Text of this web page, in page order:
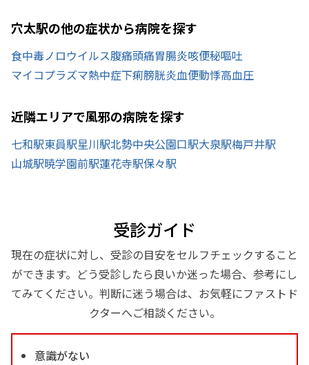
穴太駅の他の症状から病院を探す
食中毒ノロウイルス腹痛頭痛胃腸炎咳便秘嘔吐
マイコプラズマ熱中症下痢膀胱炎血便動悸高血圧
近隣エリアで風邪の病院を探す
七和駅東員駅星川駅北勢中央公園口駅大泉駅梅戸井駅
山城駅暁学園前駅蓮花寺駅保々駅
受診ガイド
現在の症状に対し、受診の目安をセルフチェックすること
ができます。どう受診したら良いか迷った場合、参考にし
てみてください。判断に迷う場合は、お気軽にファストド
クターへご相談ください。
意識がない